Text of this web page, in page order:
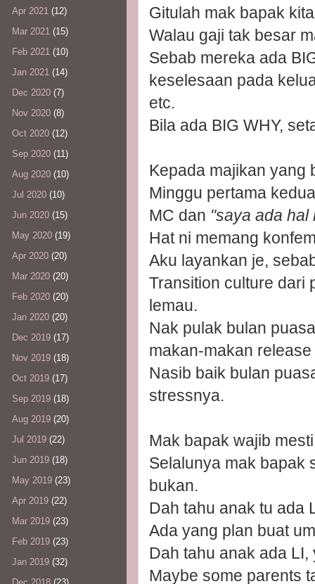
Gitulah mak bapak
Walau gaji tak besar
Sebab mereka ada
keselesaan pada
etc.
Bila ada BIG WHY,
Kepada majikan yang
Minggu pertama
MC dan "saya ada hal
Hat ni memang
Aku layankan je,
Transition culture dari
lemau.
Nak pulak bulan
makan-makan
Nasib baik bulan
stressnya.
Mak bapak wajib
Selalunya mak bapak
bukan.
Dah tahu anak tu ada
Ada yang plan buat
Dah tahu anak ada
Maybe some parents
Apr 2021 (12)
Mar 2021 (15)
Feb 2021 (10)
Jan 2021 (14)
Dec 2020 (7)
Nov 2020 (8)
Oct 2020 (12)
Sep 2020 (11)
Aug 2020 (10)
Jul 2020 (10)
Jun 2020 (15)
May 2020 (19)
Apr 2020 (20)
Mar 2020 (20)
Feb 2020 (20)
Jan 2020 (20)
Dec 2019 (17)
Nov 2019 (18)
Oct 2019 (17)
Sep 2019 (18)
Aug 2019 (20)
Jul 2019 (22)
Jun 2019 (18)
May 2019 (23)
Apr 2019 (22)
Mar 2019 (23)
Feb 2019 (23)
Jan 2019 (32)